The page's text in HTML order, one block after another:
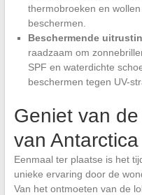
thermobroeken en
beschermen.
Beschermende
raadzaam om
SPF en waterdichte
beschermen tegen UV-
Geniet van
van Antarctica
Eenmaal ter plaatse is het
unieke ervaring door de
Van het ontmoeten van de